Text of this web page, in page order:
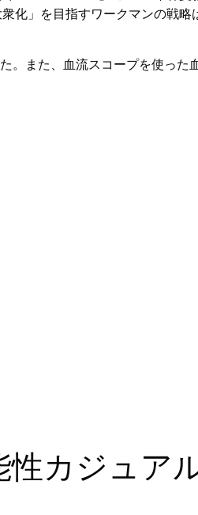
化」を目指すワークマンの戦略
。また、血流スコープを使った
カジュア